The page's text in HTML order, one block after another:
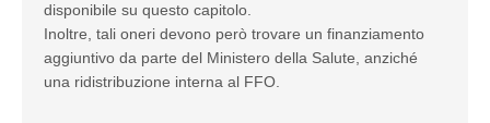
disponibile su questo capitolo.
Inoltre, tali oneri devono però trovare un finanziamento
aggiuntivo da parte del Ministero della Salute, anziché
una ridistribuzione interna al FFO.